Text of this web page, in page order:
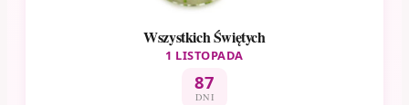
Wszystkich Świętych
1 LISTOPADA
87
DNI